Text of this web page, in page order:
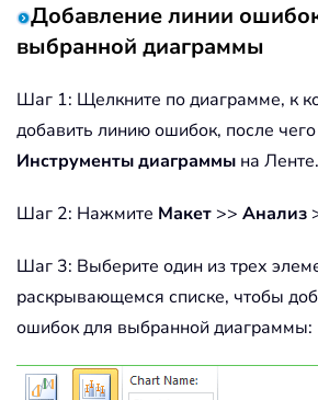
Добавление линии
выбранной диаграммы
Шаг 1: Щелкните по диаграмме, к
добавить линию ошибок, после
Инструменты диаграммы на Ленте.
Шаг 2: Нажмите Макет >> Анализ
Шаг 3: Выберите один из трех
раскрывающемся списке, чтобы
ошибок для выбранной диаграммы: